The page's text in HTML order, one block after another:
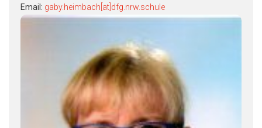
Email: gaby.heimbach[at]dfg.nrw.schule